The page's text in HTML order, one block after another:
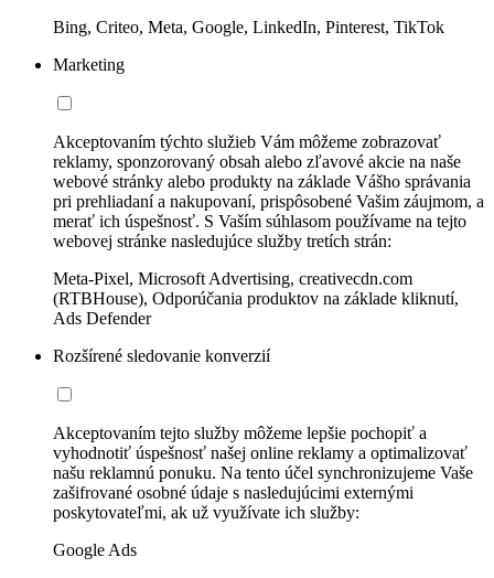
Bing, Criteo, Meta, Google, LinkedIn, Pinterest, TikTok
Marketing
Akceptovaním týchto služieb Vám môžeme zobrazovať
reklamy, sponzorovaný obsah alebo zľavové akcie na naše
webové stránky alebo produkty na základe Vášho správania
pri prehliadaní a nakupovaní, prispôsobené Vašim záujmom, a
merať ich úspešnosť. S Vaším súhlasom používame na tejto
webovej stránke nasledujúce služby tretích strán:
Meta-Pixel, Microsoft Advertising, creativecdn.com
(RTBHouse), Odporúčania produktov na základe kliknutí,
Ads Defender
Rozšírené sledovanie konverzií
Akceptovaním tejto služby môžeme lepšie pochopiť a
vyhodnotiť úspešnosť našej online reklamy a optimalizovať
našu reklamnú ponuku. Na tento účel synchronizujeme Vaše
zašifrované osobné údaje s nasledujúcimi externými
poskytovateľmi, ak už využívate ich služby:
Google Ads